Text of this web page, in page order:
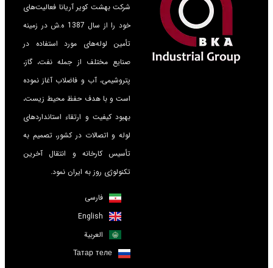
شرکت بهشت کویر آریانا فعالیت‌های
خود را از سال 1387 ه.ش در زمینه
تأمین لوله‌های مورد استفاده در
صنایع مختلف از جمله نفت، گاز،
پتروشیمی، آب و فاضلاب آغاز نموده
است و با هدف حفظ محیط زیست،
بهبود کیفیت و ارتقاء استانداردهای
لوله و اتصالات در کشور، تصمیم به
تأسیس کارخانه و انتقال آخرین
تکنولوژی روز به ایران نمود.
فارسی
English
العربية
Татар теле